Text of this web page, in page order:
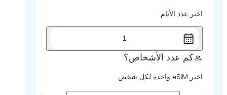
اختر عدد الأيام
كم عدد الأشخاص؟